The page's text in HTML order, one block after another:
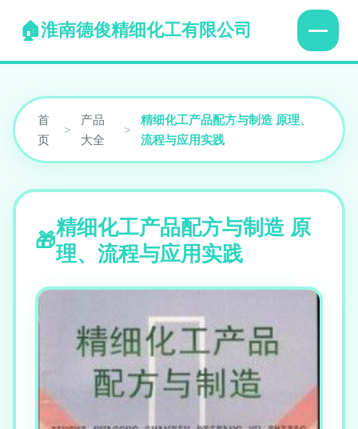
淮南德俊精细化工有限公司
首
页
>
产品
大全
>
精细化工产品配方与制造 原理、
流程与应用实践
精细化工产品配方与制造 原
理、流程与应用实践